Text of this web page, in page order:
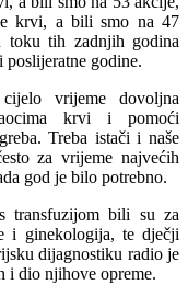
krvi, a bili smo na 47
tih zadnjih godina
poslijeratne godine.
vrijeme dovoljna
krvi i pomoći
Treba istači i naše
za vrijeme najvećih
god je bilo potrebno.
transfuzijom bili su za
i ginekologija, te dječji
dijagnostiku radio je
i dio njihove opreme.